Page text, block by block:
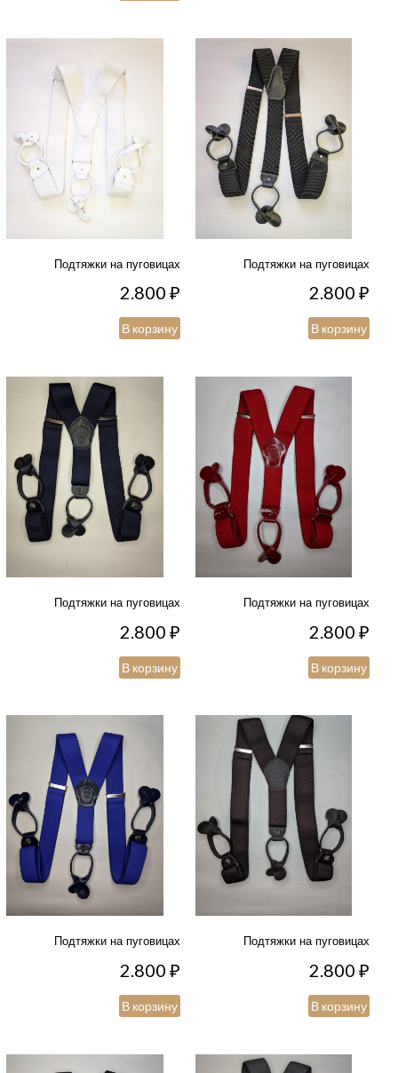
Подтяжки на пуговицах
2.800₽
В корзину
Подтяжки на пуговицах
2.800₽
В корзину
Подтяжки на пуговицах
2.800₽
В корзину
Подтяжки на пуговицах
2.800₽
В корзину
Подтяжки на пуговицах
2.800₽
В корзину
Подтяжки на пуговицах
2.800₽
В корзину